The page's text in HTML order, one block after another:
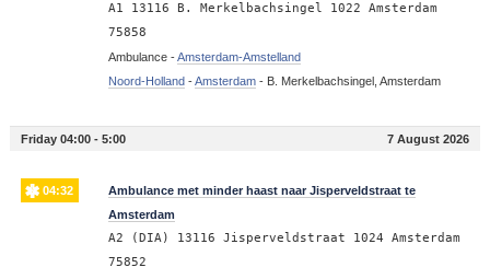
A1 13116 B. Merkelbachsingel 1022 Amsterdam
75858
Ambulance -Amsterdam-Amstelland
Noord-Holland -Amsterdam- B. Merkelbachsingel, Amsterdam
Friday 04:00 - 5:00 7 August 2026
04:32
Ambulance met minder haast naar Jisperveldstraat te
Amsterdam
A2 (DIA) 13116 Jisperveldstraat 1024 Amsterdam
75852